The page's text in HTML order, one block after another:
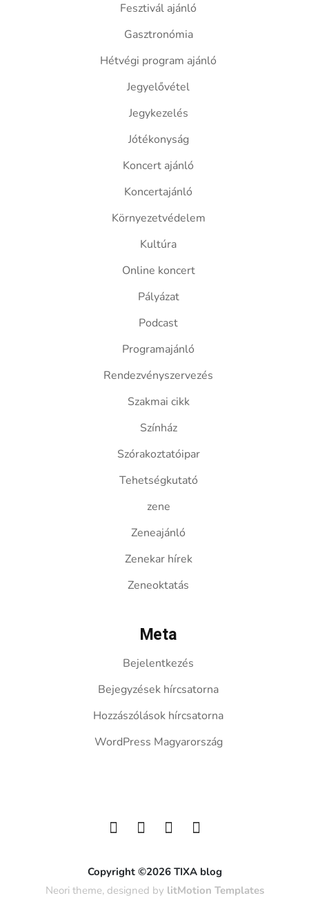
Fesztivál ajánló
Gasztronómia
Hétvégi program ajánló
Jegyelővétel
Jegykezelés
Jótékonyság
Koncert ajánló
Koncertajánló
Környezetvédelem
Kultúra
Online koncert
Pályázat
Podcast
Programajánló
Rendezvényszervezés
Szakmai cikk
Színház
Szórakoztatóipar
Tehetségkutató
zene
Zeneajánló
Zenekar hírek
Zeneoktatás
Meta
Bejelentkezés
Bejegyzések hírcsatorna
Hozzászólások hírcsatorna
WordPress Magyarország
Copyright ©2026 TIXA blog
Neori theme, designed by litMotion Templates